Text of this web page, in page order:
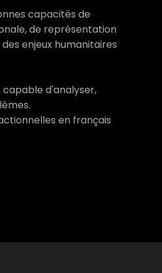
capacités de
de représentation
enjeux humanitaires
capable d'analyser,
en français